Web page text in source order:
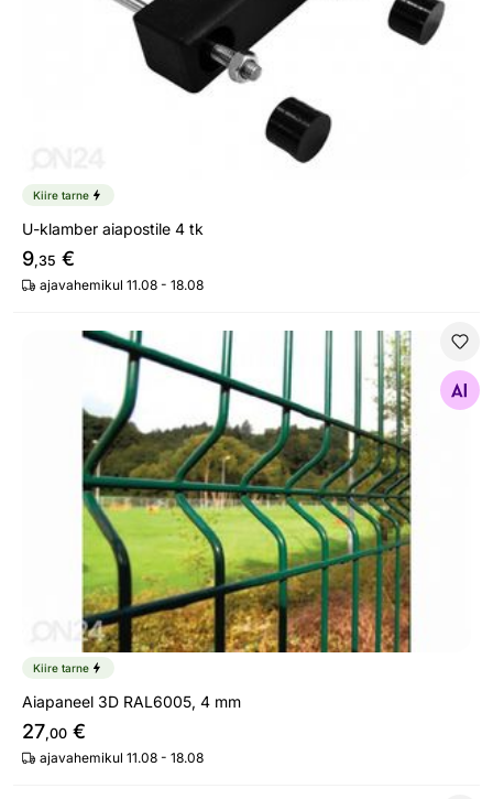
Kiire tarne
U-klamber aiapostile 4 tk
9,35 €
ajavahemikul 11.08 - 18.08
Aiapaneel 3D RAL6005, 4 mm
Otsi sarnaseid
Kiire tarne
Aiapaneel 3D RAL6005, 4 mm
27,00 €
ajavahemikul 11.08 - 18.08